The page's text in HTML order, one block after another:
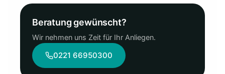
Beratung gewünscht?
Wir nehmen uns Zeit für Ihr Anliegen.
0221 66950300